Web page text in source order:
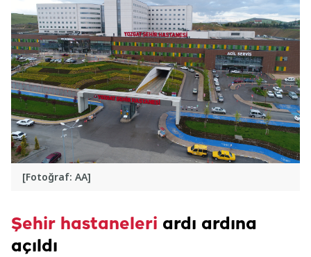
[Fotoğraf: AA]
Şehir hastaneleri ardı ardına
açıldı